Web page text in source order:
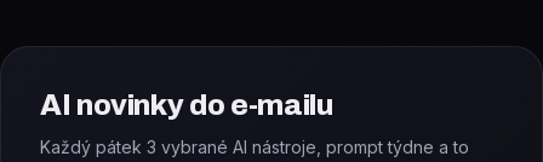
AI novinky do e-mailu
Každý pátek 3 vybrané AI nástroje, prompt týdne a to